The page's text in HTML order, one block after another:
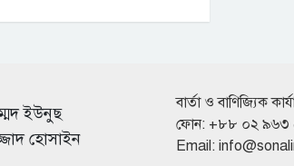
ইউনুছ
হোসাইন
বার্তা ও বাণিজ্যিক
ফোন: +৮৮ ০২ ৯৬৩
Email: